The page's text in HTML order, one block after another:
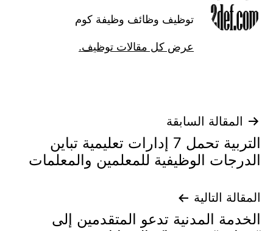
توظيف وظائف وظيفة كوم
عرض كل مقالات توظيف.
تصفّح
المقالات
المقالة السابقة
التربية تحمل 7 إدارات تعليمية تباين
الدرجات الوظيفية للمعلمين والمعلمات
المقالة التالية
الخدمة المدنية تدعو المتقدمين إلى